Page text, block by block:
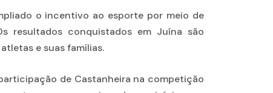
o incentivo ao esporte por meio de
resultados conquistados em Juína são
e suas famílias.
de Castanheira na competição